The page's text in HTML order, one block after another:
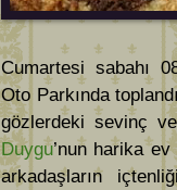
Cumartesi sabahı
Oto Parkında
gözlerdeki sevinç
Duygu’nun harika
arkadaşların